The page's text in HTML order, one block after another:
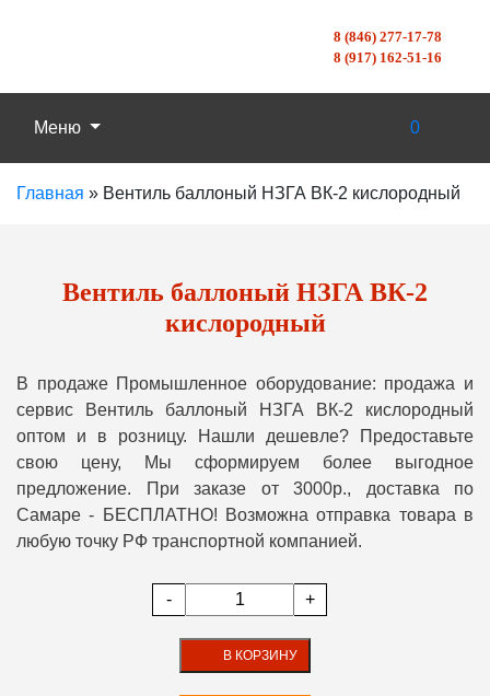
8 (846) 277-17-78
8 (917) 162-51-16
Меню 0
Главная » Вентиль баллоный НЗГА ВК-2 кислородный
Вентиль баллоный НЗГА ВК-2
кислородный
В продаже Промышленное оборудование: продажа и
сервис Вентиль баллоный НЗГА ВК-2 кислородный
оптом и в розницу. Нашли дешевле? Предоставьте
свою цену, Мы сформируем более выгодное
предложение. При заказе от 3000р., доставка по
Самаре - БЕСПЛАТНО! Возможна отправка товара в
любую точку РФ транспортной компанией.
- +
В КОРЗИНУ